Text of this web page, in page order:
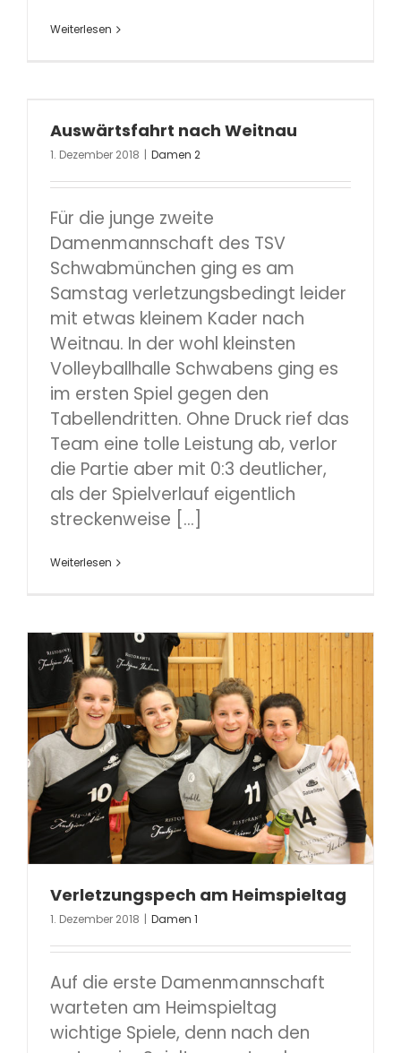
Weiterlesen
Auswärtsfahrt nach Weitnau
1. Dezember 2018 | Damen 2
Für die junge zweite
Damenmannschaft des TSV
Schwabmünchen ging es am
Samstag verletzungsbedingt leider
mit etwas kleinem Kader nach
Weitnau. In der wohl kleinsten
Volleyballhalle Schwabens ging es
im ersten Spiel gegen den
Tabellendritten. Ohne Druck rief das
Team eine tolle Leistung ab, verlor
die Partie aber mit 0:3 deutlicher,
als der Spielverlauf eigentlich
streckenweise [...]
Weiterlesen
Verletzungspech am Heimspieltag
1. Dezember 2018 | Damen 1
Auf die erste Damenmannschaft
warteten am Heimspieltag
wichtige Spiele, denn nach den